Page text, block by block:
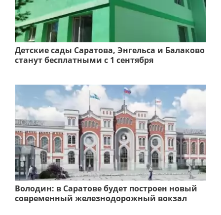
Детские сады Саратова, Энгельса и Балаково
станут бесплатными с 1 сентября
Володин: в Саратове будет построен новый
современный железнодорожный вокзал